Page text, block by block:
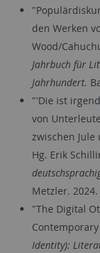
den Werken
Wood/
Jahrbuch für
Jahrhundert.
"'Die ist
von
zwischen Jule
Hg. Erik
Metzler. 2024.
"The Digital
Identity):